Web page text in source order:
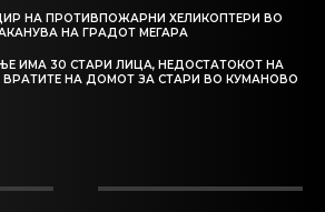
НА ПРОТИВПОЖАРНИ ХЕЛИКОПТЕРИ ВО
НА ГРАДОТ МЕГАРА
ИМА 30 СТАРИ ЛИЦА, НЕДОСТАТОКОТ НА
НА ДОМОТ ЗА СТАРИ ВО КУМАНОВО